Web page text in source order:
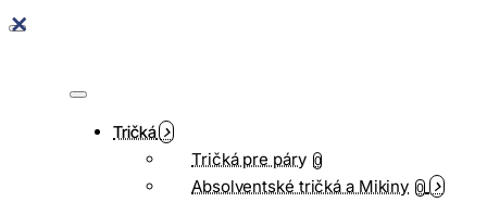
Tričká
Tričká pre páry 0
Absolventské tričká a Mikiny 0